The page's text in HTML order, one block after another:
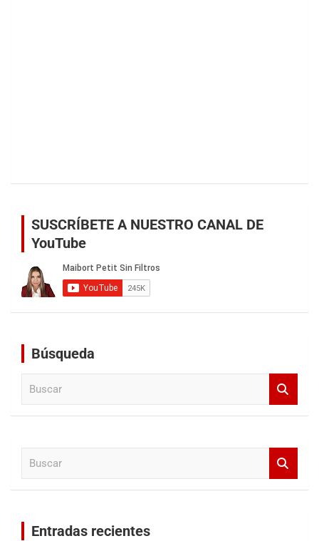
SUSCRÍBETE A NUESTRO CANAL DE
YouTube
Búsqueda
Entradas recientes